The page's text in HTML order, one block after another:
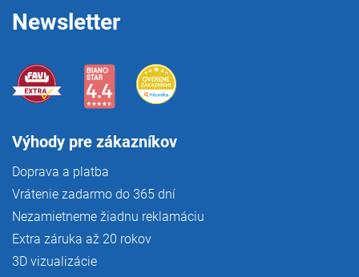
Newsletter
Výhody pre zákazníkov
Doprava a platba
Vrátenie zadarmo do 365 dní
Nezamietneme žiadnu reklamáciu
Extra záruka až 20 rokov
3D vizualizácie